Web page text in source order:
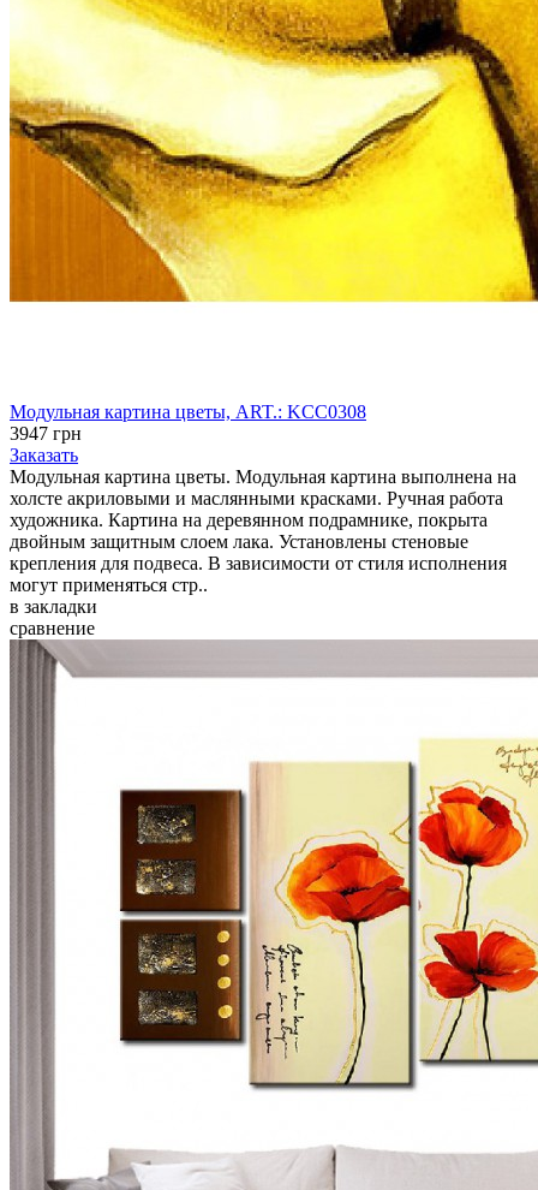
Модульная картина цветы, ART.: KCC0308
3947 грн
Заказать
Модульная картина цветы. Модульная картина выполнена на
холсте акриловыми и маслянными красками. Ручная работа
художника. Картина на деревянном подрамнике, покрыта
двойным защитным слоем лака. Установлены стеновые
крепления для подвеса. В зависимости от стиля исполнения
могут применяться стр..
в закладки
сравнение